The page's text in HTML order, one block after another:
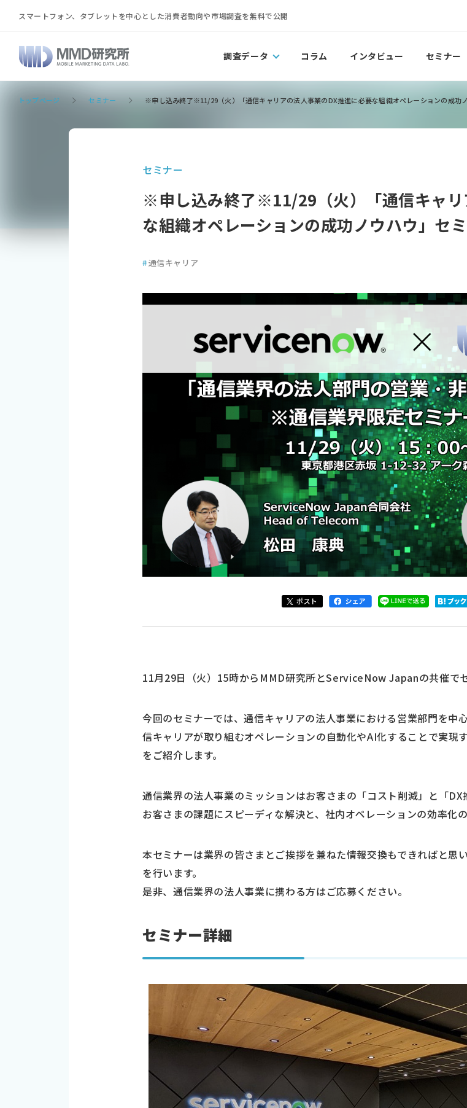
スマートフォン、タブレットを中心とした消費者動向や市場調査を無料で公開
調査データ コラム インタビュー セミナー
トップページ セミナー ※申し込み終了※11/29（火）「通信キャリアの法人事業のDX推進に必要な組織オペレーションの成功
セミナー
※申し込み終了※11/29（火）「通信キャリ
な組織オペレーションの成功ノウハウ」セ
#通信キャリア
11月29日（火）15時からMMD研究所とServiceNow Japanの共催でセ
今回のセミナーでは、通信キャリアの法人事業における営業部門を中
信キャリアが取り組むオペレーションの自動化やAI化することで実現
をご紹介します。
通信業界の法人事業のミッションはお客さまの「コスト削減」と「DX
お客さまの課題にスピーディな解決と、社内オペレーションの効率化
本セミナーは業界の皆さまとご挨拶を兼ねた情報交換もできればと思
を行います。
是非、通信業界の法人事業に携わる方はご応募ください。
セミナー詳細